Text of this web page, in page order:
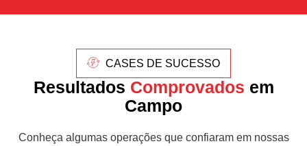
CASES DE SUCESSO
Resultados Comprovados em
Campo
Conheça algumas operações que confiaram em nossas